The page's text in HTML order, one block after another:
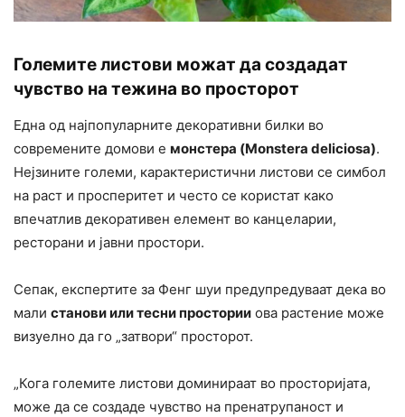
Големите листови можат да создадат
чувство на тежина во просторот
Една од најпопуларните декоративни билки во
современите домови е монстера (Monstera deliciosa).
Нејзините големи, карактеристични листови се симбол
на раст и просперитет и често се користат како
впечатлив декоративен елемент во канцеларии,
ресторани и јавни простори.
Сепак, експертите за Фенг шуи предупредуваат дека во
мали станови или тесни простории ова растение може
визуелно да го „затвори“ просторот.
„Кога големите листови доминираат во просторијата,
може да се создаде чувство на пренатрупаност и